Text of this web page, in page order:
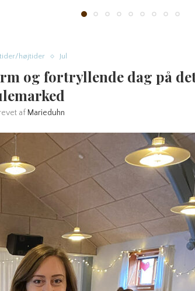
højtider Jul
og fortryllende dag på
af Marieduhn